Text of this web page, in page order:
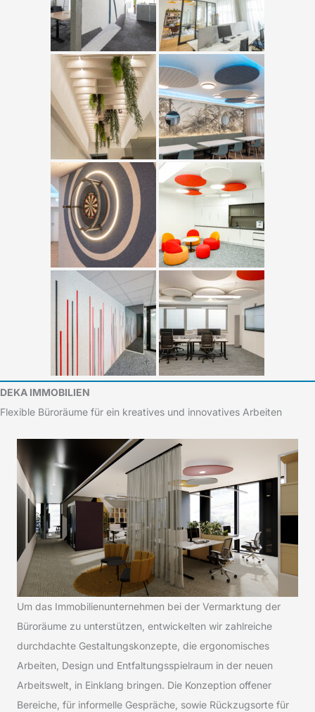
DEKA IMMOBILIEN
Flexible Büroräume für ein kreatives und innovatives Arbeiten
Um das Immobilienunternehmen bei der Vermarktung der
Büroräume zu unterstützen, entwickelten wir zahlreiche
durchdachte Gestaltungskonzepte, die ergonomisches
Arbeiten, Design und Entfaltungsspielraum in der neuen
Arbeitswelt, in Einklang bringen. Die Konzeption offener
Bereiche, für informelle Gespräche, sowie Rückzugsorte für